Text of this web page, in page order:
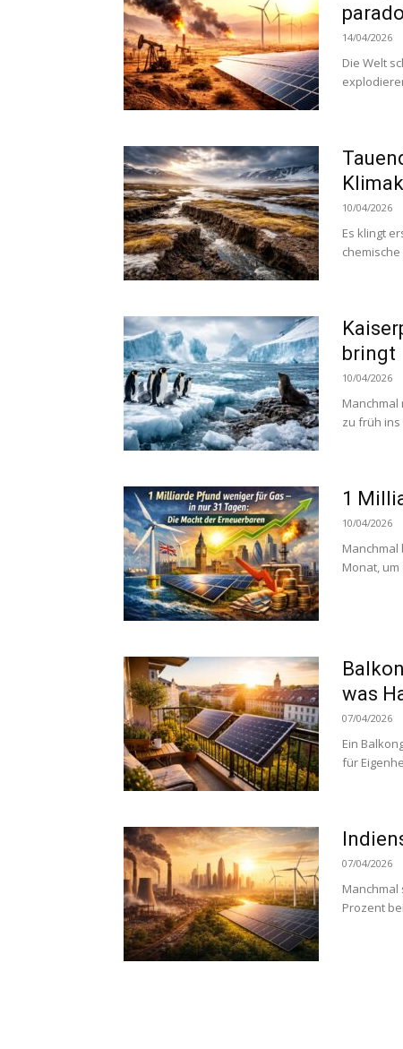
14/04/2026
Die Welt
10/04/2026
Es klingt
bringt
10/04/2026
Manchmal
zu früh ins
1
10/04/2026
Monat, um
was
07/04/2026
Ein
für
07/04/2026
Manchmal
Prozent